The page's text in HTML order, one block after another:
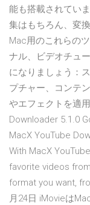
能も搭載されてい
集はもちろん、変
Mac用のこれらの
ナル、ビデオチュ
になりましょう：
プチャー、コンテ
やエフェクトを適
Downloader 5.1.0
MacX YouTube
With MacX
favorite videos
format you want,
月24日 iMovieは